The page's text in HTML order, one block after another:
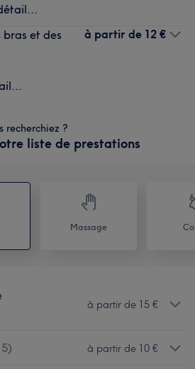
bras et des
à partir de 12 €
recherchiez ?
liste de prestations
Massage
à partir de 15 €
) à partir de 10 €